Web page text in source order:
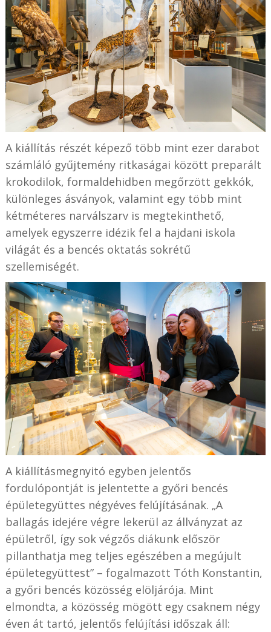
A kiállítás részét képező több mint ezer darabot
számláló gyűjtemény ritkaságai között preparált
krokodilok, formaldehidben megőrzött gekkók,
különleges ásványok, valamint egy több mint
kétméteres narválszarv is megtekinthető,
amelyek egyszerre idézik fel a hajdani iskola
világát és a bencés oktatás sokrétű
szellemiségét.
A kiállításmegnyitó egyben jelentős
fordulópontját is jelentette a győri bencés
épületegyüttes négyéves felújításának. „A
ballagás idejére végre lekerül az állványzat az
épületről, így sok végzős diákunk először
pillanthatja meg teljes egészében a megújult
épületegyüttest” – fogalmazott Tóth Konstantin,
a győri bencés közösség elöljárója. Mint
elmondta, a közösség mögött egy csaknem négy
éven át tartó, jelentős felújítási időszak áll: